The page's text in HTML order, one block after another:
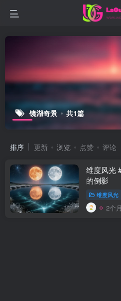
镜湖奇景 共1篇
排序 更新 浏览 点赞 评论
维度风光
的倒影
维度风光
2个